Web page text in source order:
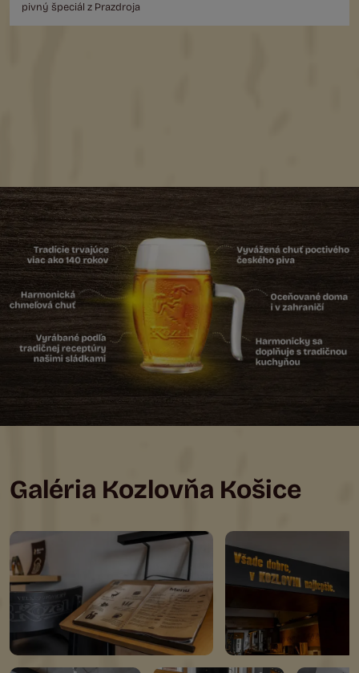
pivný špeciál z Prazdroja
Galéria Kozlovňa Košice